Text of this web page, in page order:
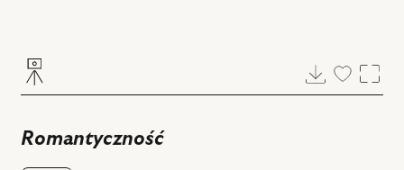
Pobierz
Dodaj
Romantyczność